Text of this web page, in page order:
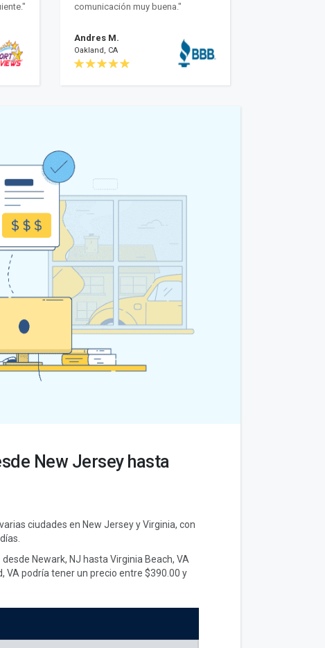
comunicación muy buena."
Andres M.
Oakland, CA
New Jersey hasta
ciudades en New Jersey y Virginia, con
Newark, NJ hasta Virginia Beach, VA
VA podría tener un precio entre $390.00 y